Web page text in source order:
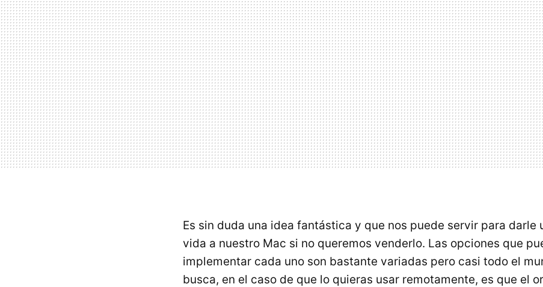
Es sin duda una idea fantástica y que nos puede servir para darle
vida a nuestro Mac si no queremos venderlo. Las opciones que
implementar cada uno son bastante variadas pero casi todo el
busca, en el caso de que lo quieras usar remotamente, es que el